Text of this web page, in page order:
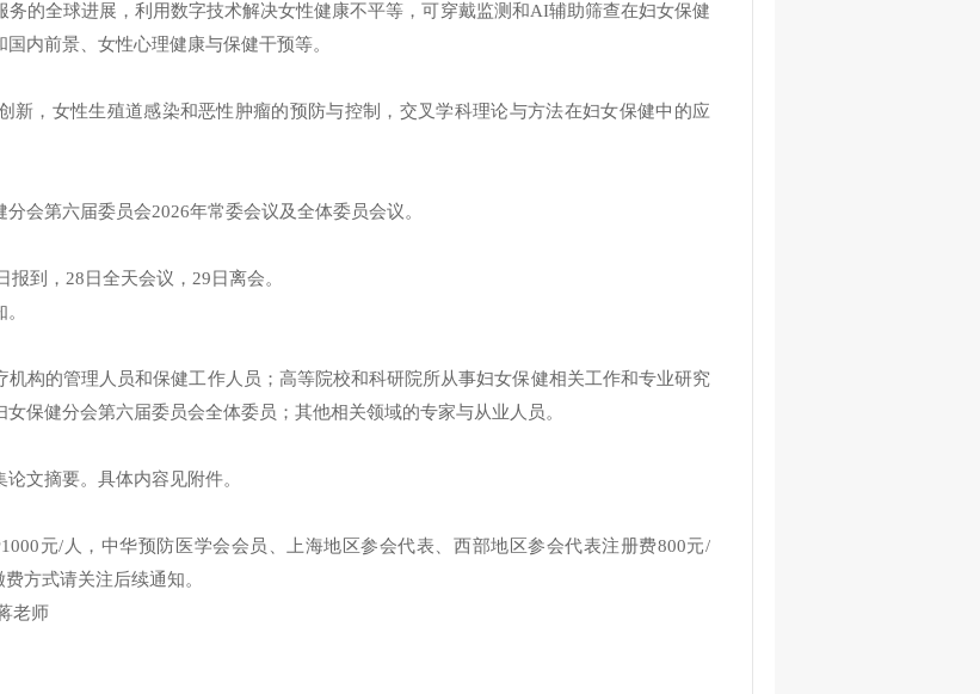
务的全球进展，利用数字技术解决女性健康不平等，可穿戴监测和AI辅助筛查在妇女保健
内前景、女性心理健康与保健干预等。
新，女性生殖道感染和恶性肿瘤的预防与控制，交叉学科理论与方法在妇女保健中的应
会第六届委员会2026年常委会议及全体委员会议。
报到，28日全天会议，29日离会。
构的管理人员和保健工作人员；高等院校和科研院所从事妇女保健相关工作和专业研究
保健分会第六届委员会全体委员；其他相关领域的专家与从业人员。
文摘要。具体内容见附件。
元/人，中华预防医学会会员、上海地区参会代表、西部地区参会代表注册费800元/
方式请关注后续通知。
老师